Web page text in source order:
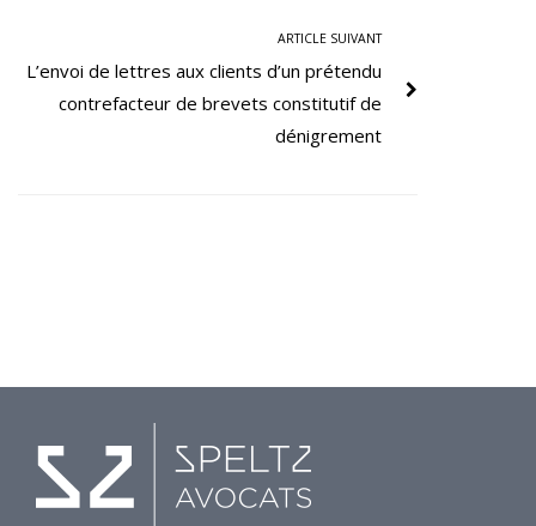
ARTICLE SUIVANT
L’envoi de lettres aux clients d’un prétendu
contrefacteur de brevets constitutif de
dénigrement